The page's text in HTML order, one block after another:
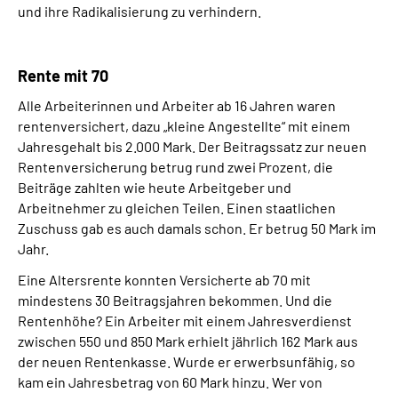
und ihre Radikalisierung zu verhindern.
Rente mit 70
Alle Arbeiterinnen und Arbeiter ab 16 Jahren waren
rentenversichert, dazu „kleine Angestellte“ mit einem
Jahresgehalt bis 2.000 Mark. Der Beitragssatz zur neuen
Rentenversicherung betrug rund zwei Prozent, die
Beiträge zahlten wie heute Arbeitgeber und
Arbeitnehmer zu gleichen Teilen. Einen staatlichen
Zuschuss gab es auch damals schon. Er betrug 50 Mark im
Jahr.
Eine Altersrente konnten Versicherte ab 70 mit
mindestens 30 Beitragsjahren bekommen. Und die
Rentenhöhe? Ein Arbeiter mit einem Jahresverdienst
zwischen 550 und 850 Mark erhielt jährlich 162 Mark aus
der neuen Rentenkasse. Wurde er erwerbsunfähig, so
kam ein Jahresbetrag von 60 Mark hinzu. Wer von